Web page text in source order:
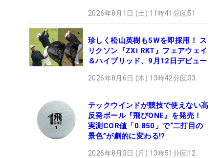
2026年8月1日 (土) 11時41分 51
珍しく松山英樹も5Wを即採用！ ス
リクソン『ZXi RKT』フェアウェイ
＆ハイブリッド、9月12日デビュー
2026年8月6日 (木) 13時42分 33
テックウインドが競技で使えない高
反発ボール『飛びONE』を発売！
実測COR値「0.850」で“二打目の
景色”が劇的に変わる!?
2026年8月3日 (月) 13時51分 12